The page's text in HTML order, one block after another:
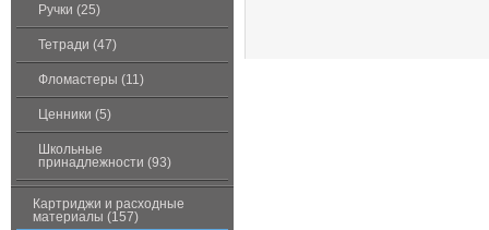
Ручки (25)
Тетради (47)
Фломастеры (11)
Ценники (5)
Школьные
принадлежности (93)
Картриджи и расходные
материалы (157)